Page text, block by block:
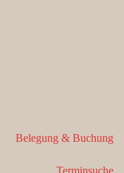
Belegung & Buchung
Terminsuche